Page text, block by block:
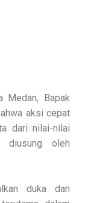
Medan, Bapak
aksi cepat
dari nilai-nilai
diusung oleh
duka dan